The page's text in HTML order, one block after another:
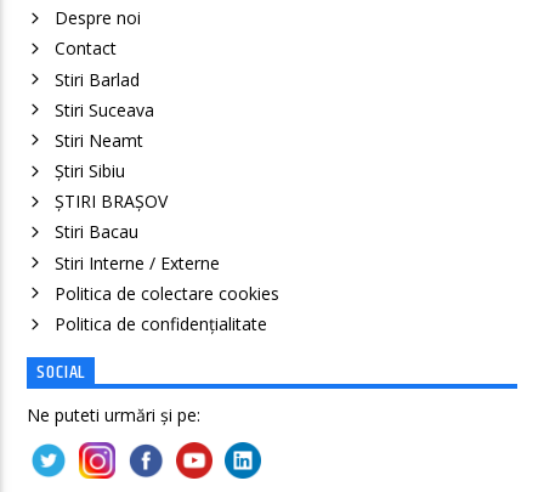
Despre noi
Contact
Stiri Barlad
Stiri Suceava
Stiri Neamt
Știri Sibiu
ȘTIRI BRAȘOV
Stiri Bacau
Stiri Interne / Externe
Politica de colectare cookies
Politica de confidenţialitate
SOCIAL
Ne puteti urmări și pe: